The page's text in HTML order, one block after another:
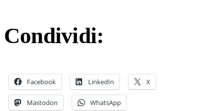
Condividi:
Facebook LinkedIn X
Mastodon WhatsApp